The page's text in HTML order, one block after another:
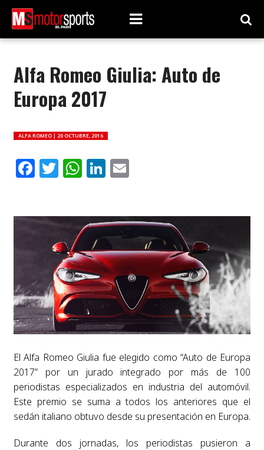
Alfa Romeo Giulia: Auto de
Europa 2017
ALFA ROMEO | 20 OCTUBRE, 2016
Facebook
Twitter
WhatsApp
LinkedIn
Email
El Alfa Romeo Giulia fue elegido como “Auto de Europa
2017” por un jurado integrado por más de 100
periodistas especializados en industria del automóvil.
Este premio se suma a todos los anteriores que el
sedán italiano obtuvo desde su presentación en Europa.
Durante dos jornadas, los periodistas pusieron a